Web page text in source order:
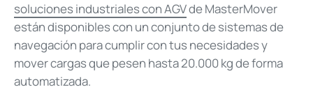
soluciones industriales con AGVde MasterMover
están disponibles con un conjunto de sistemas de
navegación para cumplir con tus necesidades y
mover cargas que pesen hasta 20.000 kg de forma
automatizada.